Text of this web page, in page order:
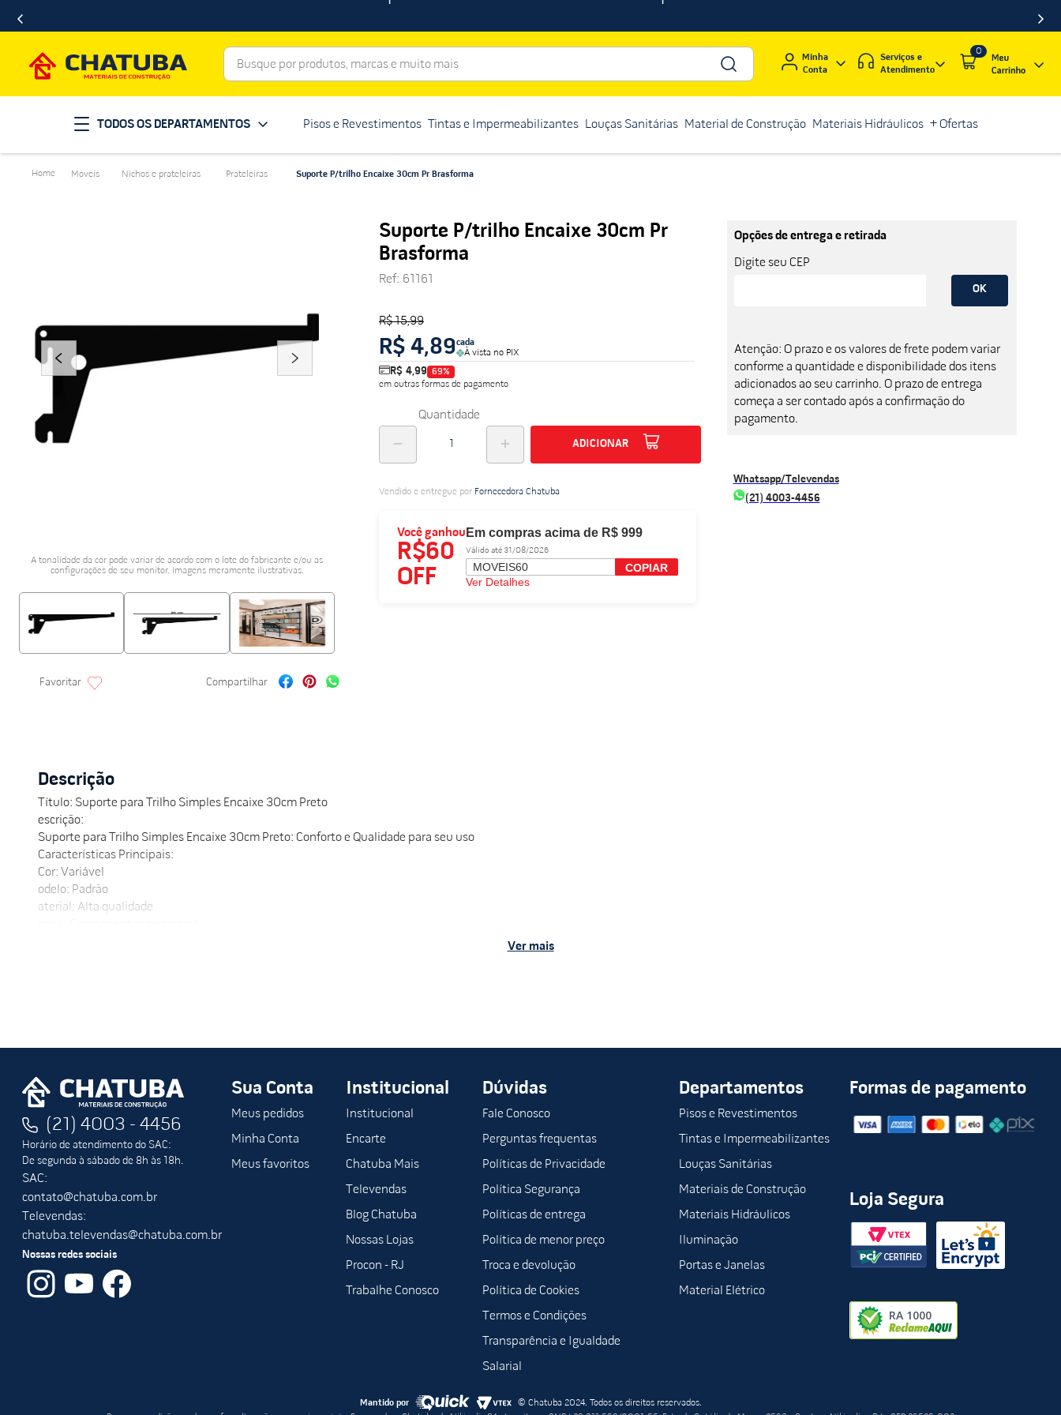
Busque por produtos, marcas e muito mais
Minha
Conta
Serviços e
Atendimento
0
TODOS OS DEPARTAMENTOS Pisos e Revestimentos Tintas e Impermeabilizantes Louças Sanitárias Material de Construção Materiais Hidráulicos + Ofertas
Móveis Nichos e prateleiras Prateleiras Suporte P/trilho Encaixe 30cm Pr Brasforma
A tonalidade da cor pode variar de acordo com o lote do fabricante e/ou as
configurações de seu monitor. Imagens meramente ilustrativas.
Suporte P/trilho Encaixe 30cm Pr
Brasforma
Ref: 61161
R$ 15,99
R$ 4,89cada
À vista no PIX
R$ 4,99 69%
em outras formas de pagamento
Quantidade
ADICIONAR
Vendido e entregue por Fornecedora Chatuba
Você ganhou
R$60
OFF
Em compras acima de R$ 999
Válido até 31/08/2026
MOVEIS60
COPIAR
Ver Detalhes
Opções de entrega e retirada
Digite seu CEP
OK
Atenção: O prazo e os valores de frete podem variar
conforme a quantidade e disponibilidade dos itens
adicionados ao seu carrinho. O prazo de entrega
começa a ser contado após a confirmação do
pagamento.
Whatsapp/Televendas
(21) 4003-4456
Descrição
Título: Suporte para Trilho Simples Encaixe 30cm Preto
escrição:
Suporte para Trilho Simples Encaixe 30cm Preto: Conforto e Qualidade para seu uso
Características Principais:
Cor: Variável
odelo: Padrão
aterial: Alta qualidade
Ver mais
(21) 4003 - 4456
Horário de atendimento do SAC:
De segunda à sábado de 8h às 18h.
SAC:
contato@chatuba.com.br
Televendas:
chatuba.televendas@chatuba.com.br
Nossas redes sociais
Sua Conta
Meus pedidos
Minha Conta
Meus favoritos
Institucional
Institucional
Encarte
Chatuba Mais
Televendas
Blog Chatuba
Nossas Lojas
Procon - RJ
Trabalhe Conosco
Dúvidas
Fale Conosco
Perguntas frequentas
Políticas de Privacidade
Política Segurança
Políticas de entrega
Política de menor preço
Troca e devolução
Política de Cookies
Termos e Condições
Transparência e Igualdade
Salarial
Departamentos
Pisos e Revestimentos
Tintas e Impermeabilizantes
Louças Sanitárias
Materiais de Construção
Materiais Hidráulicos
Iluminação
Portas e Janelas
Material Elétrico
Formas de pagamento
Loja Segura
Mantido por
© Chatuba 2024. Todos os direitos reservados.
1 º porcelanato
2º telha
revestimento
º telhas
porcelanato acetinado